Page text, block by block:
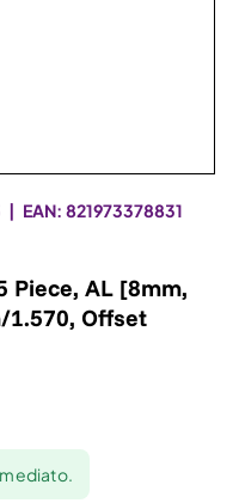
| EAN: 821973378831
Piece, AL [8mm,
1.570, Offset